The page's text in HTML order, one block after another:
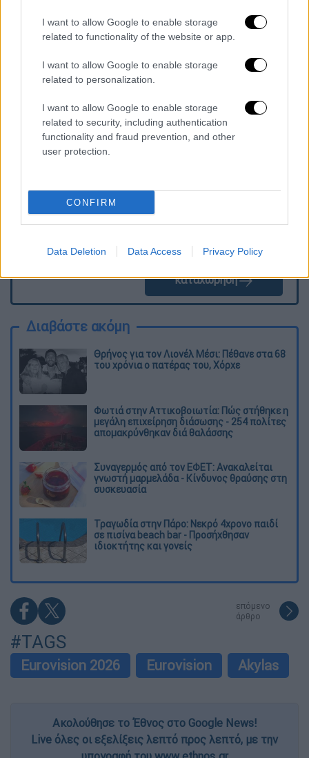
I want to allow Google to enable storage
related to functionality of the website or app.
I want to allow Google to enable storage
related to personalization.
I want to allow Google to enable storage
related to security, including authentication
functionality and fraud prevention, and other
user protection.
CONFIRM
Data Deletion Data Access Privacy Policy
Έλληνες της διασποράςσυνθέτουν ένα
οδοιπορικό με πολλή μουσική και
αστείρευτη διάθεση.
Τα σχολιά σας δημοσιεύονται άμεσα με δική σας ευθύνη. Το
ΕΘΝΟΣ θα παρεμβαίνει και τα προσβλητικά σχόλια θα
διαγράφονται
καταχώρηση
Διαβάστε ακόμη
Θρήνος για τον Λιονέλ Μέσι: Πέθανε στα 68
του χρόνια ο πατέρας του, Χόρχε
Φωτιά στην Αττικοβοιωτία: Πώς στήθηκε η
μεγάλη επιχείρηση διάσωσης - 254 πολίτες
απομακρύνθηκαν διά θαλάσσης
Συναγερμός από τον ΕΦΕΤ: Ανακαλείται
γνωστή μαρμελάδα - Κίνδυνος θραύσης στη
συσκευασία
Τραγωδία στην Πάρο: Νεκρό 4χρονο παιδί
σε πισίνα beach bar - Προσήχθησαν
ιδιοκτήτης και γονείς
επόμενο
άρθρο
#TAGS
Eurovision 2026 Eurovision Akylas
Ακολούθησε το Έθνος στο Google News!
Live όλες οι εξελίξεις λεπτό προς λεπτό, με την